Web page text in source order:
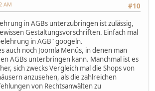
#10
AM
in AGBs unterzubringen ist zulässig,
Gestaltungsvorschriften. Einfach mal
in AGB" googeln.
auch noch Joomla Menüs, in denen man
AGBs unterbringen kann. Manchmal ist es
sich zwecks Vergleich mal die Shops von
anzusehen, als die zahlreichen
von Rechtsanwälten zu